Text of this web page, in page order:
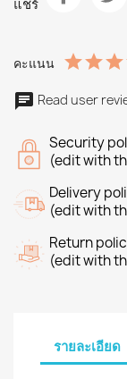
แชร์
คะแนน
Read user
Security
(edit with
Delivery
(edit with
Return
(edit with
รายละเอียด